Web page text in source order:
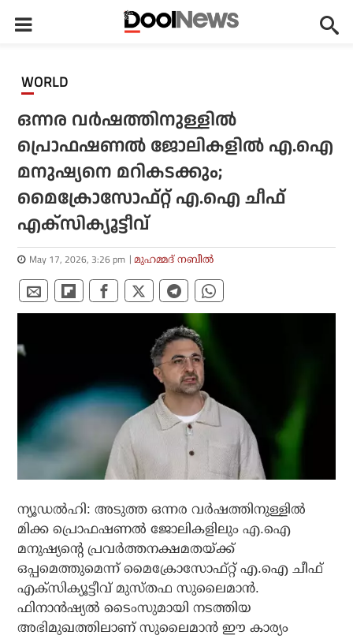
WORLD
ഒന്നര വർഷത്തിനുള്ളിൽ
പ്രൊഫഷണൽ ജോലികളിൽ എ.ഐ
മനുഷ്യനെ മറികടക്കും;
മൈക്രോസോഫ്റ്റ് എ.ഐ ചീഫ്
എക്സിക്യൂട്ടീവ്
May 17, 2026, 3:26 pm മുഹമ്മദ് നബീല്‍
ന്യൂഡൽഹി: അടുത്ത ഒന്നര വർഷത്തിനുള്ളിൽ
മിക്ക പ്രൊഫഷണൽ ജോലികളിലും എ.ഐ
മനുഷ്യന്റെ പ്രവർത്തനക്ഷമതയ്ക്ക്
ഒപ്പമെത്തുമെന്ന് മൈക്രോസോഫ്റ്റ് എ.ഐ ചീഫ്
എക്സിക്യൂട്ടീവ് മുസ്തഫ സുലൈമാൻ.
ഫിനാൻഷ്യൽ ടൈംസുമായി നടത്തിയ
അഭിമുഖത്തിലാണ് സുലൈമാൻ ഈ കാര്യം